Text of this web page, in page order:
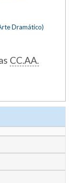
Dramático)
CC.AA.